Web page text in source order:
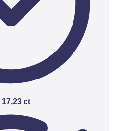
17,23 ct